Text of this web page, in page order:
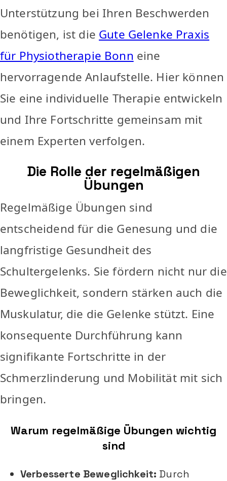
Unterstützung bei Ihren Beschwerden
benötigen, ist die Gute Gelenke Praxis
für Physiotherapie Bonn eine
hervorragende Anlaufstelle. Hier können
Sie eine individuelle Therapie entwickeln
und Ihre Fortschritte gemeinsam mit
einem Experten verfolgen.
Die Rolle der regelmäßigen
Übungen
Regelmäßige Übungen sind
entscheidend für die Genesung und die
langfristige Gesundheit des
Schultergelenks. Sie fördern nicht nur die
Beweglichkeit, sondern stärken auch die
Muskulatur, die die Gelenke stützt. Eine
konsequente Durchführung kann
signifikante Fortschritte in der
Schmerzlinderung und Mobilität mit sich
bringen.
Warum regelmäßige Übungen wichtig
sind
Verbesserte Beweglichkeit: Durch